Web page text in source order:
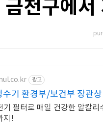
금천구에
광고
수기 환경부/보건부 장관
기 필터로 매일 건강한 알칼
지!